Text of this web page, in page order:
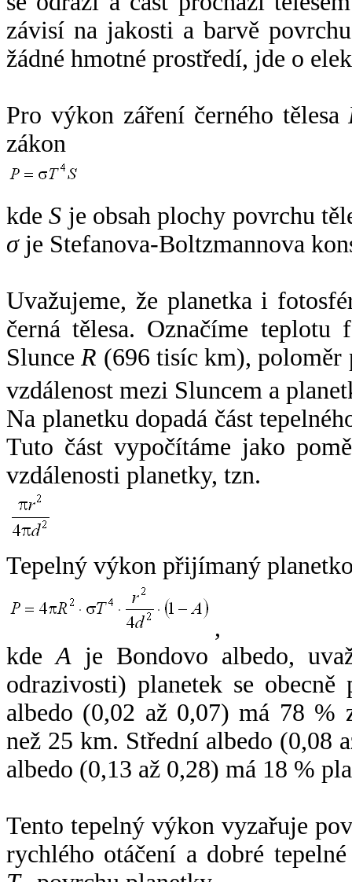
závisí na jakosti a barvě
žádné hmotné prostředí, jde o
Pro výkon záření černého tělesa
zákon
kdeS je obsah plochy povrchu
σje Stefanova-Boltzmannova
Uvažujeme, že planetka i
černá tělesa. Označíme
SlunceR (696 tisíc km),
vzdálenost mezi Sluncem a
Na planetku dopadá část
Tuto část vypočítáme jako
vzdálenosti planetky, tzn.
Tepelný výkon přijímaný
,
kdeA je Bondovo albedo,
odrazivosti) planetek se
albedo (0,02 až 0,07) má 78 %
než 25 km. Střední albedo (0,08
albedo (0,13 až 0,28) má 18 %
Tento tepelný výkon vyzařuje
rychlého otáčení a dobré